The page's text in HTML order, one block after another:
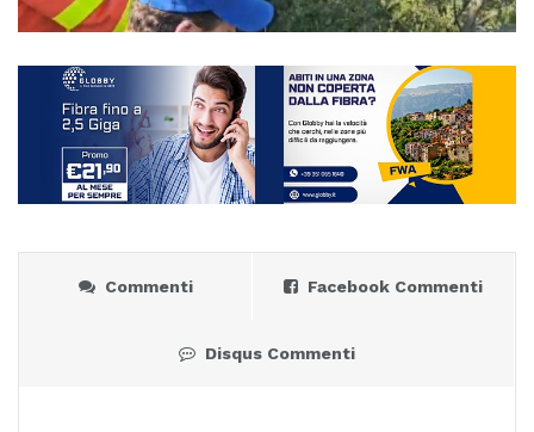
Commenti Facebook Commenti
Disqus Commenti